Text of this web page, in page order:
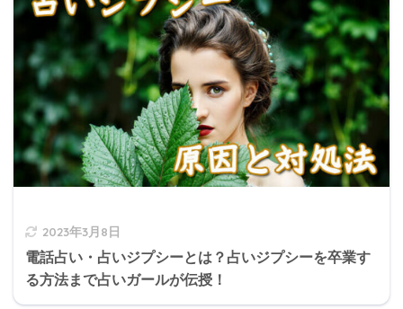
2023年3月8日
電話占い・占いジプシーとは？占いジプシーを卒業す
る方法まで占いガールが伝授！